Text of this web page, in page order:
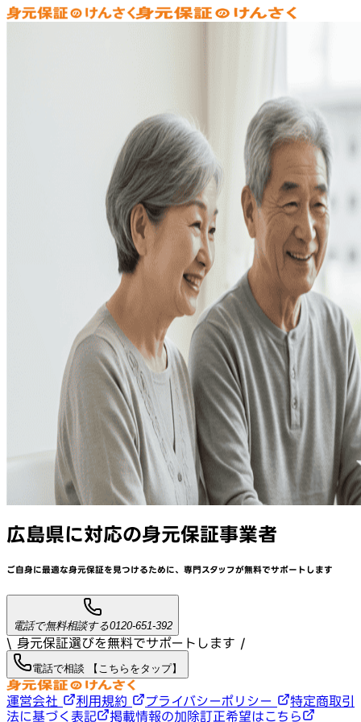
広島県に対応の身元保証事業者
ご自身に最適な身元保証を見つけるために、 専門スタッフが無料でサポートします
電話で無料相談する0120-651-392
\ 身元保証選びを無料でサポートします /
電話で相談 【こちらをタップ】
運営会社 利用規約 プライバシーポリシー
特定商取引
法に基づく表記
掲載情報の加除訂正希望はこちら